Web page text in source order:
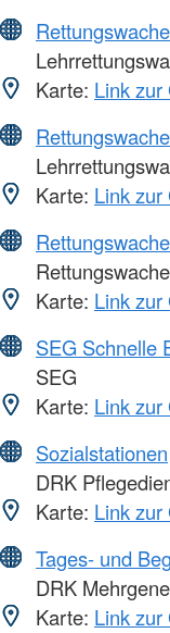
Rettungswache
Karte: Link zur
Rettungswache
Karte: Link zur
Rettungswache
Karte: Link zur
SEG Schnelle
SEG
Karte: Link zur
Sozialstationen
DRK
Karte: Link zur
Tages- und
DRK
Karte: Link zur